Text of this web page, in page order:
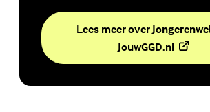
Lees meer over
JouwGGD.nl